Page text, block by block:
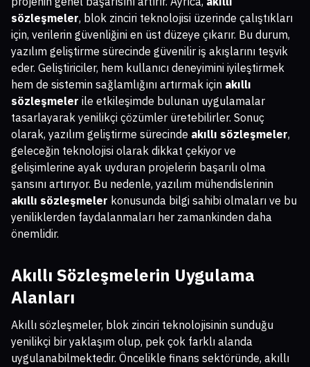
sözleşmeler, blok zinciri teknolojisi üzerinde çalıştıkları
için, verilerin güvenliğini en üst düzeye çıkarır. Bu durum,
yazılım geliştirme sürecinde güvenilir iş akışlarını teşvik
eder. Geliştiriciler, hem kullanıcı deneyimini iyileştirmek
hem de sistemin sağlamlığını artırmak için akıllı
sözleşmeler ile etkileşimde bulunan uygulamalar
tasarlayarak yenilikçi çözümler üretebilirler. Sonuç
olarak, yazılım geliştirme sürecinde akıllı sözleşmeler,
geleceğin teknolojisi olarak dikkat çekiyor ve
gelişimlerine ayak uyduran projelerin başarılı olma
şansını artırıyor. Bu nedenle, yazılım mühendislerinin
akıllı sözleşmeler konusunda bilgi sahibi olmaları ve bu
yeniliklerden faydalanmaları her zamankinden daha
önemlidir.
Akıllı Sözleşmelerin Uygulama
Alanları
Akıllı sözleşmeler, blok zinciri teknolojisinin sunduğu
yenilikçi bir yaklaşım olup, pek çok farklı alanda
uygulanabilmektedir. Öncelikle finans sektöründe, akıllı